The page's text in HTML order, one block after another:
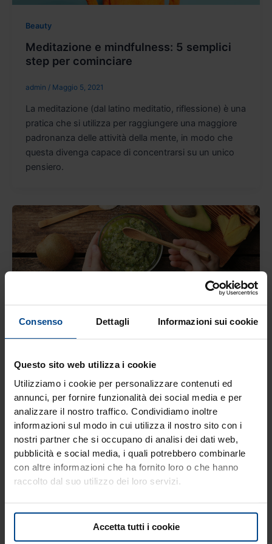
Consenso Dettagli Informazioni sui cookie
Questo sito web utilizza i cookie
Utilizziamo i cookie per personalizzare contenuti ed
annunci, per fornire funzionalità dei social media e per
analizzare il nostro traffico. Condividiamo inoltre
informazioni sul modo in cui utilizza il nostro sito con i
nostri partner che si occupano di analisi dei dati web,
pubblicità e social media, i quali potrebbero combinarle
con altre informazioni che ha fornito loro o che hanno
raccolto dal suo utilizzo dei loro servizi.
Accetta tutti i cookie
Beauty
Meditazione e mindfulness: 5 semplici
step per cominciare
admin / Maggio 5, 2021
La meditazione (dal latino meditatio, riflessione) è una
pratica che si utilizza per raggiungere una maggiore
padronanza delle attività della mente, in modo che
questa divenga capace di concentrarsi su un unico
pensiero.
Beauty
Massaggio scrub al kiwi
Con pochi, semplici ingredienti potete preparare degli
strepitosi rimedi di bellezza, tra cui il nostro kiwi
scrub, da applicare con un rigenerante massaggio
per contrastare ritenzione idrica e cellulite!